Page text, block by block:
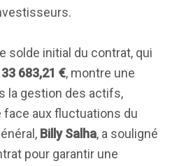
solde initial du contrat, qui
33 683,21 €, montre une
la gestion des actifs,
aux fluctuations du
Billy Salha, a souligné
pour garantir une